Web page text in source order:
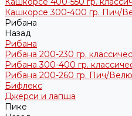
Кашкорсе 300-400 гр. Пич/
Рибана
Назад
Рибана
Рибана 200-230 гр.
Рибана 300-400 гр.
Рибана 200-260 гр. Пич/
Бифлекс
Джерси и лапша
Пике